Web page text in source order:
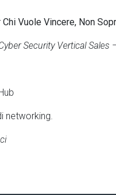
Vuole Vincere, Non
Security Vertical Sales
networking.